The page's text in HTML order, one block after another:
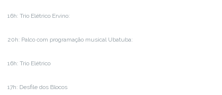
16h: Trio Elétrico Ervino:
20h: Palco com programação musical Ubatuba:
16h: Trio Elétrico
17h: Desfile dos Blocos